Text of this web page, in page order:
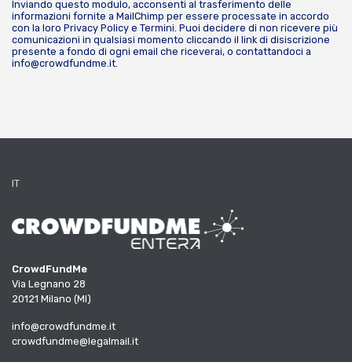
Inviando questo modulo, acconsenti al trasferimento delle
informazioni fornite a MailChimp per essere processate in accordo
con la loro Privacy Policy e Termini. Puoi decidere di non ricevere più
comunicazioni in qualsiasi momento cliccando il link di disiscrizione
presente a fondo di ogni email che riceverai, o contattandoci a
info@crowdfundme.it.
IT
CrowdFundMe
Via Legnano 28
20121 Milano (MI)
info@crowdfundme.it
crowdfundme@legalmail.it